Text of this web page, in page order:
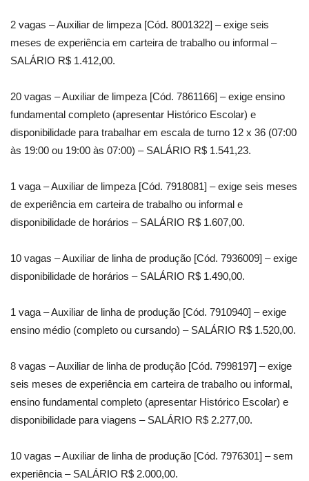
2 vagas – Auxiliar de limpeza [Cód. 8001322] – exige seis
meses de experiência em carteira de trabalho ou informal –
SALÁRIO R$ 1.412,00.
20 vagas – Auxiliar de limpeza [Cód. 7861166] – exige ensino
fundamental completo (apresentar Histórico Escolar) e
disponibilidade para trabalhar em escala de turno 12 x 36 (07:00
às 19:00 ou 19:00 às 07:00) – SALÁRIO R$ 1.541,23.
1 vaga – Auxiliar de limpeza [Cód. 7918081] – exige seis meses
de experiência em carteira de trabalho ou informal e
disponibilidade de horários – SALÁRIO R$ 1.607,00.
10 vagas – Auxiliar de linha de produção [Cód. 7936009] – exige
disponibilidade de horários – SALÁRIO R$ 1.490,00.
1 vaga – Auxiliar de linha de produção [Cód. 7910940] – exige
ensino médio (completo ou cursando) – SALÁRIO R$ 1.520,00.
8 vagas – Auxiliar de linha de produção [Cód. 7998197] – exige
seis meses de experiência em carteira de trabalho ou informal,
ensino fundamental completo (apresentar Histórico Escolar) e
disponibilidade para viagens – SALÁRIO R$ 2.277,00.
10 vagas – Auxiliar de linha de produção [Cód. 7976301] – sem
experiência – SALÁRIO R$ 2.000,00.